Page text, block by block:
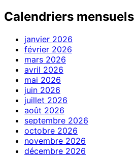
Calendriers
janvier 2026
février 2026
mars 2026
avril 2026
mai 2026
juin 2026
juillet 2026
août 2026
septembre 2026
octobre 2026
novembre 2026
décembre 2026